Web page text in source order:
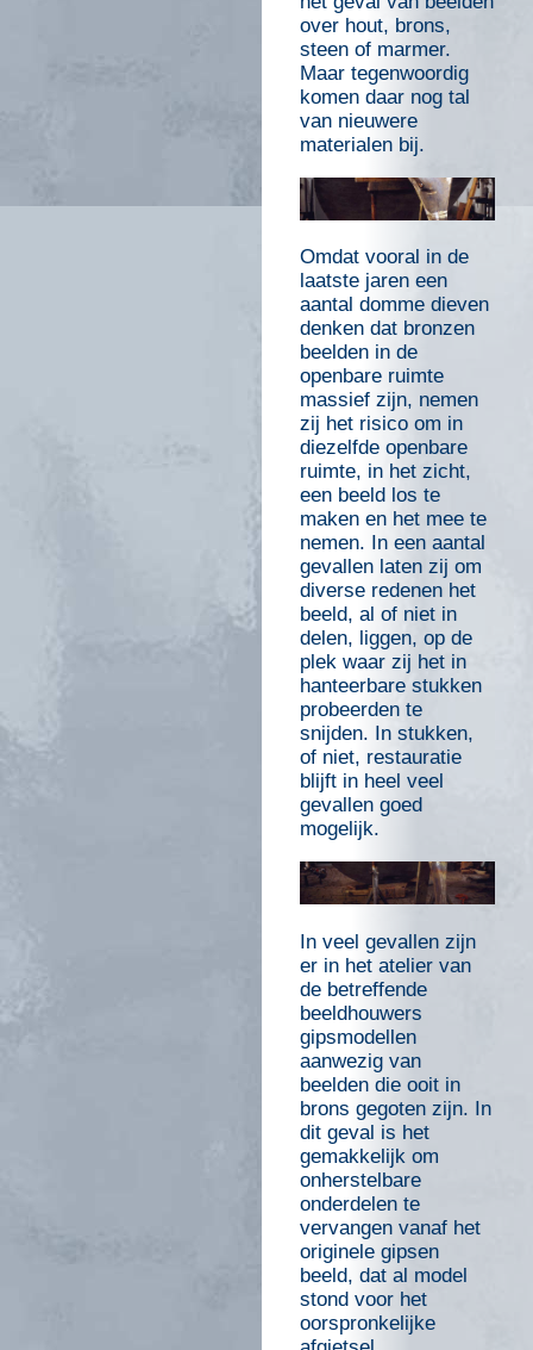
over hout, brons,
steen of marmer.
Maar tegenwoordig
komen daar nog tal
van nieuwere
materialen bij.
Omdat vooral in de
laatste jaren een
aantal domme dieven
denken dat bronzen
beelden in de
openbare ruimte
massief zijn, nemen
zij het risico om in
diezelfde openbare
ruimte, in het zicht,
een beeld los te
maken en het mee te
nemen. In een aantal
gevallen laten zij om
diverse redenen het
beeld, al of niet in
delen, liggen, op de
plek waar zij het in
hanteerbare stukken
probeerden te
snijden. In stukken,
of niet, restauratie
blijft in heel veel
gevallen goed
mogelijk.
In veel gevallen zijn
er in het atelier van
de betreffende
beeldhouwers
gipsmodellen
aanwezig van
beelden die ooit in
brons gegoten zijn. In
dit geval is het
gemakkelijk om
onherstelbare
onderdelen te
vervangen vanaf het
originele gipsen
beeld, dat al model
stond voor het
oorspronkelijke